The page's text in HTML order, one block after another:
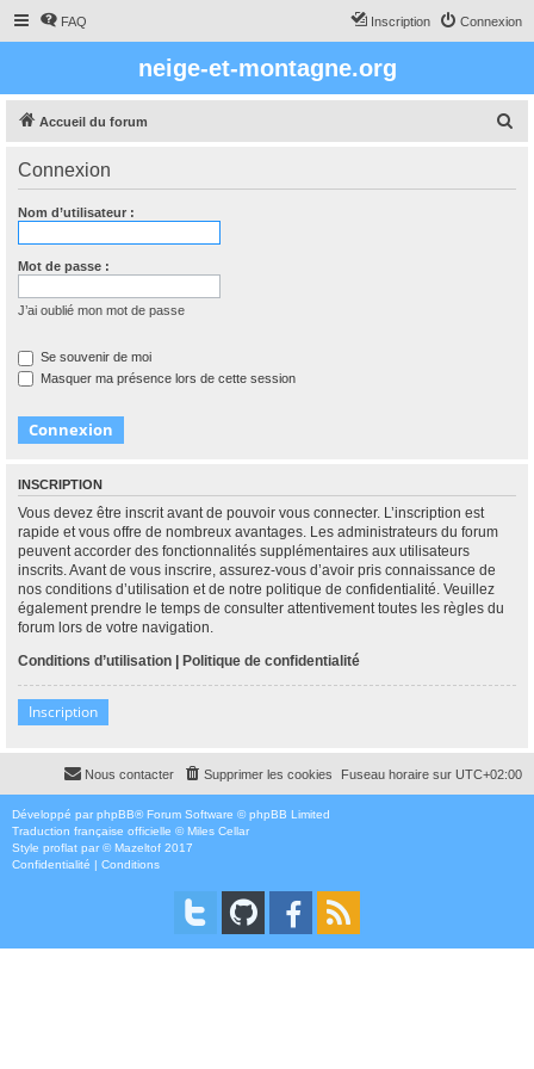
FAQ Connexion
Inscription
neige-et-montagne.org
Accueil du forum
Connexion
Nom d’utilisateur :
Mot de passe :
J’ai oublié mon mot de passe
Se souvenir de moi
Masquer ma présence lors de cette session
INSCRIPTION
Vous devez être inscrit avant de pouvoir vous connecter. L’inscription est
rapide et vous offre de nombreux avantages. Les administrateurs du forum
peuvent accorder des fonctionnalités supplémentaires aux utilisateurs
inscrits. Avant de vous inscrire, assurez-vous d’avoir pris connaissance de
nos conditions d’utilisation et de notre politique de confidentialité. Veuillez
également prendre le temps de consulter attentivement toutes les règles du
forum lors de votre navigation.
Conditions d’utilisation | Politique de confidentialité
Inscription
Fuseau horaire sur UTC+02:00
Supprimer les cookies
Nous contacter
Développé par phpBB® Forum Software © phpBB Limited
Traduction française officielle ©Miles Cellar
Style proflat par ©Mazeltof 2017
Confidentialité | Conditions